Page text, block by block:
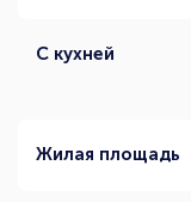
С кухней
Жилая площадь